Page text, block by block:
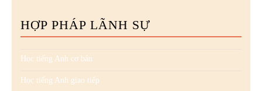
HỢP PHÁP LÃNH SỰ
Học tiếng Anh cơ bản
Học tiếng Anh giao tiếp